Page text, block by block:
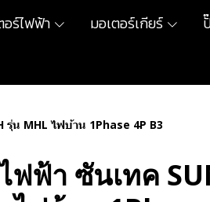
อร์ไฟฟ้า มอเตอร์เกียร์
รุ่น MHL ไฟบ้าน 1Phase 4P B3
ฟฟ้า ซันเทค